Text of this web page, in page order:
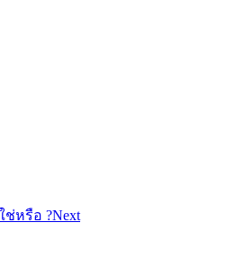
ช่หรือ ?Next